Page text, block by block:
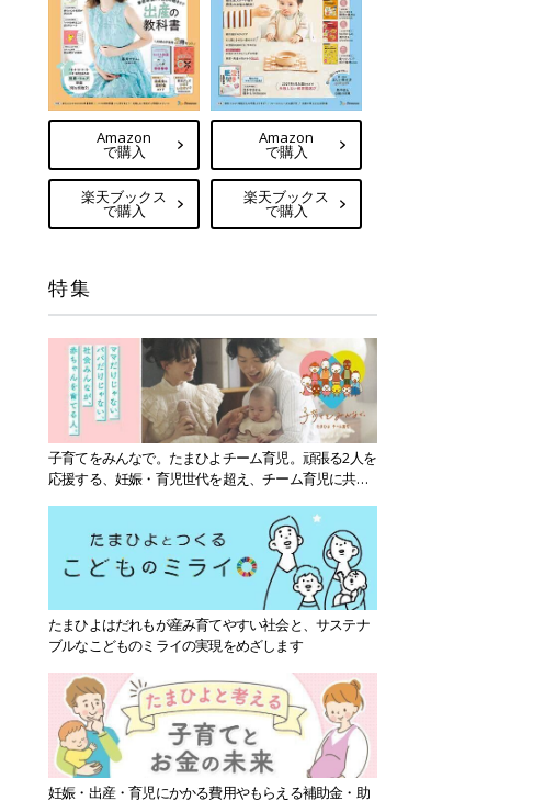
Amazon
で購入
楽天ブックス
で購入
Amazon
で購入
楽天ブックス
で購入
特集
子育てをみんなで。たまひよチーム育児。頑張る2人を
応援する、妊娠・育児世代を超え、チーム育児に共感
たまひよはだれもが産み育てやすい社会と、サステナ
ブルなこどものミライの実現をめざします
妊娠・出産・育児にかかる費用やもらえる補助金・助